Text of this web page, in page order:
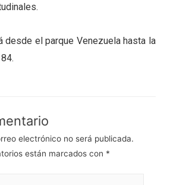
desde el parque Venezuela hasta la
electrónico no será publicada.
están marcados con *